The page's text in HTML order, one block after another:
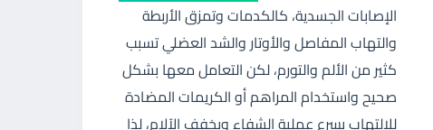
الإصابات الجسدية، كالكدمات وتمزق الأربطة
والتهاب المفاصل والأوتار والشد العضلي تسبب
كثير من الألم والتورم، لكن التعامل معها بشكل
صحيح واستخدام المراهم أو الكريمات المضادة
للالتهاب يسرع عملية الشفاء ويخفف الآلام، لذا